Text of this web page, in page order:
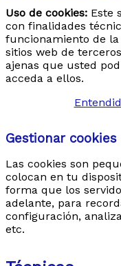
Categorías:
europa
poloniaVIAJES
Polonia 2026
Etiquetas:
BIRKENAU
LAGIEWNIKI
WIELICZKA
Ver
Uso de cookies: Este
con finalidades
funcionamiento de
sitios web de
ajenas que usted
acceda a ellos.
Gestionar cookies
Las cookies son
colocan en tu
forma que los
adelante, para
configuración,
etc.